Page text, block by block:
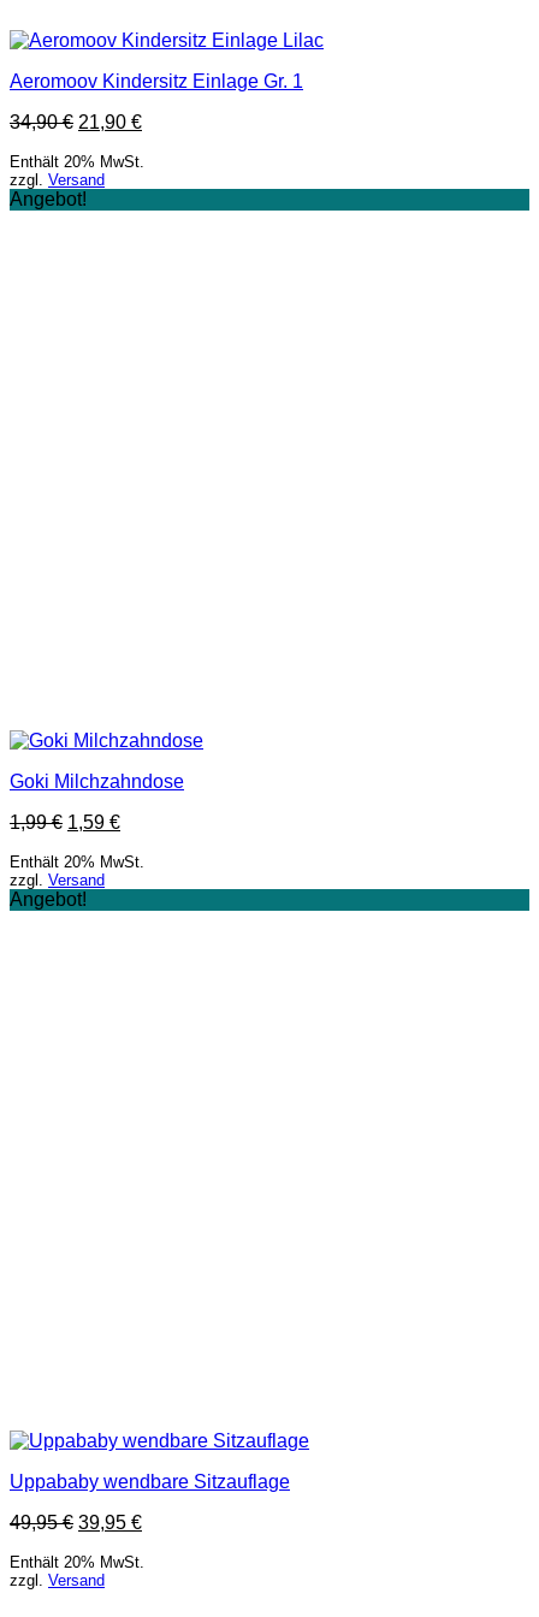
Aeromoov Kindersitz Einlage Gr. 1
34,90€ 21,90 €
Enthält 20% MwSt.
zzgl. Versand
Angebot!
Goki Milchzahndose
1,99€ 1,59 €
Enthält 20% MwSt.
zzgl. Versand
Angebot!
Uppababy wendbare Sitzauflage
49,95€ 39,95 €
Enthält 20% MwSt.
zzgl. Versand